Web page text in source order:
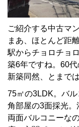
ご紹介する中古マ
まあ、ほとんど距
駅からチョロチョ
築6年ですね。60代
新築同然、とまで
75㎡の3LDK。バル
角部屋の3面採光。
両面バルコニーな